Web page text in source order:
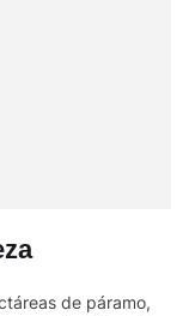
de páramo,